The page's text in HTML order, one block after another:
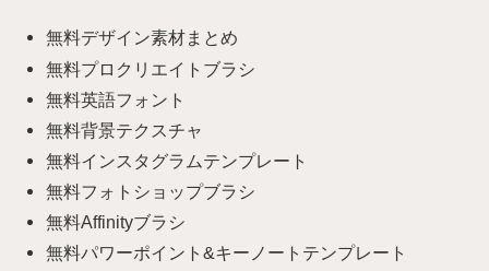
無料デザイン素材まとめ
無料プロクリエイトブラシ
無料英語フォント
無料背景テクスチャ
無料インスタグラムテンプレート
無料フォトショップブラシ
無料Affinityブラシ
無料パワーポイント&キーノートテンプレート